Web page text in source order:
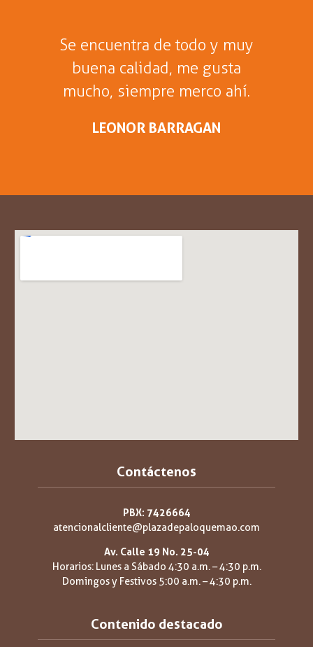
Contáctenos
PBX: 7426664
atencionalcliente@plazadepaloquemao.com
Av. Calle 19 No. 25-04
Horarios: Lunes a Sábado 4:30 a.m. – 4:30 p.m.
Domingos y Festivos 5:00 a.m. – 4:30 p.m.
Contenido destacado